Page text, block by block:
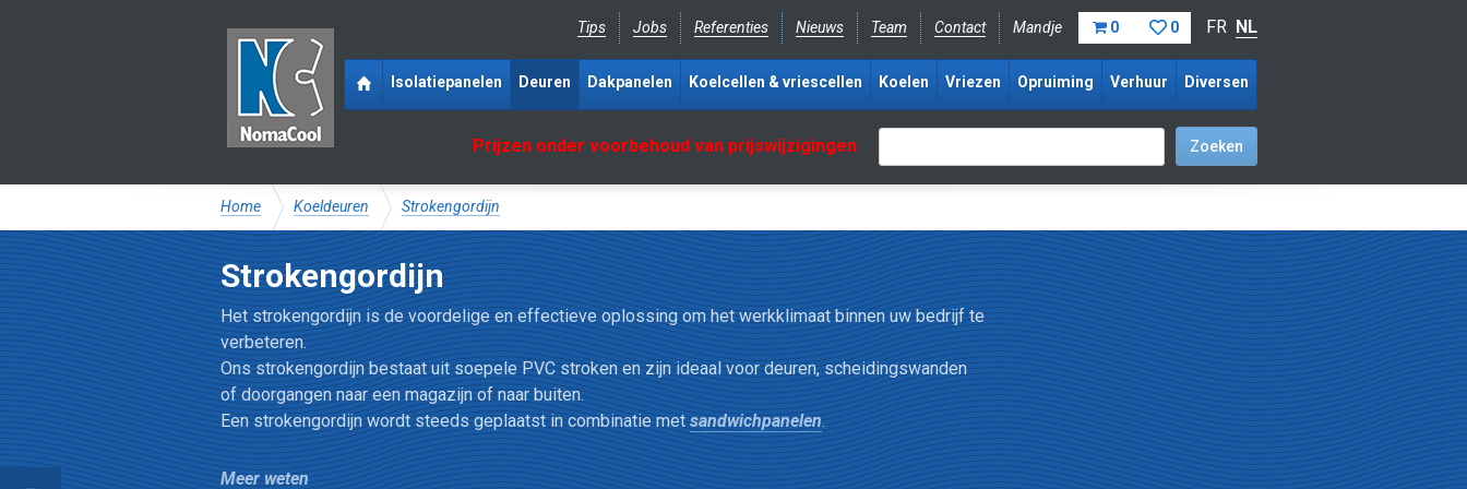
Tips Jobs Referenties Nieuws Team Contact Mandje 0 0 FR NL
Prijzen onder voorbehoud van prijswijzigingen
Isolatiepanelen Deuren Dakpanelen Koelcellen & vriescellen Koelen Vriezen Opruiming Verhuur Diversen
Home Koeldeuren Strokengordijn
Strokengordijn
Het strokengordijn is de voordelige en effectieve oplossing om het werkklimaat binnen uw bedrijf te
verbeteren.
Ons strokengordijn bestaat uit soepele PVC stroken en zijn ideaal voor deuren, scheidingswanden
of doorgangen naar een magazijn of naar buiten.
Een strokengordijn wordt steeds geplaatst in combinatie metsandwichpanelen.
Meer weten